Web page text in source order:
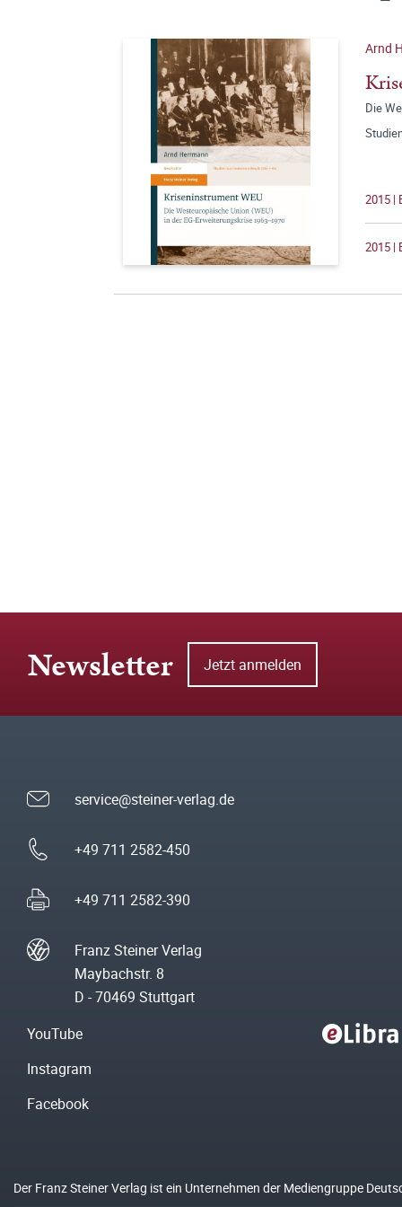
Arnd
Die
2015 |
2015 |
Newsletter Jetzt anmelden
service@steiner-verlag.de
+49 711 2582-450
+49 711 2582-390
Franz Steiner Verlag
Maybachstr. 8
D - 70469 Stuttgart
YouTube
Instagram
Facebook
Der Franz Steiner Verlag ist ein Unternehmen der Mediengruppe